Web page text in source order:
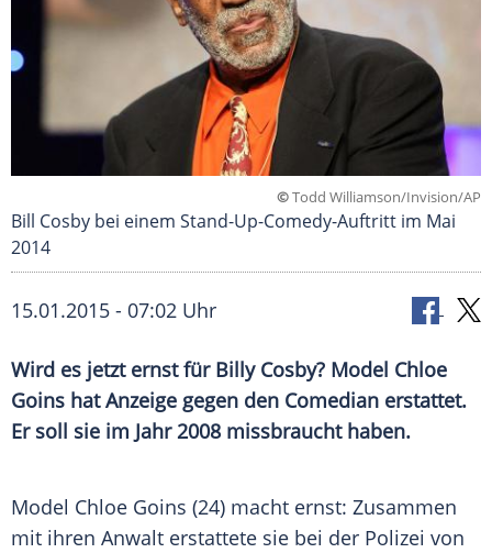
©Todd Williamson/Invision/AP
Bill Cosby bei einem Stand-Up-Comedy-Auftritt im Mai
2014
15.01.2015 - 07:02 Uhr
Wird es jetzt ernst für Billy Cosby? Model Chloe
Goins hat Anzeige gegen den Comedian erstattet.
Er soll sie im Jahr 2008 missbraucht haben.
Model Chloe Goins (24) macht ernst: Zusammen
mit ihren Anwalt erstattete sie bei der Polizei von